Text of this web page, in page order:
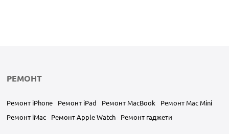
РЕМОНТ
Ремонт iPhone Ремонт iPad Ремонт MacBook
Ремонт Mac Mini
Ремонт iMac
Ремонт Apple Watch Ремонт гаджети